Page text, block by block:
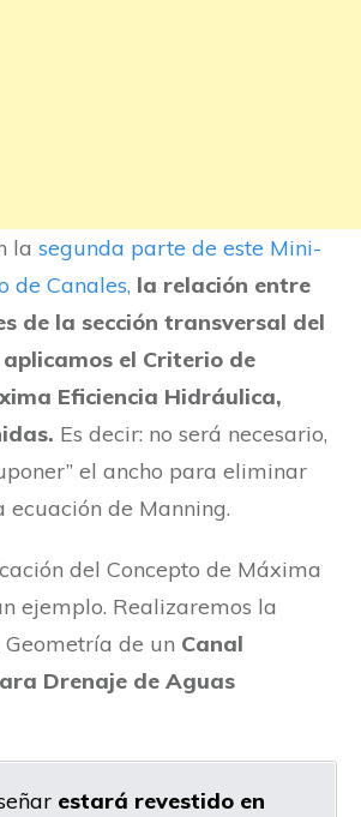
la segunda parte de este Mini-
de Canales, la relación entre
de la sección transversal del
el Criterio de
Eficiencia Hidráulica,
Es decir: no será necesario,
el ancho para eliminar
ecuación de Manning.
del Concepto de Máxima
ejemplo. Realizaremos la
de un Canal
Drenaje de Aguas
estará revestido en